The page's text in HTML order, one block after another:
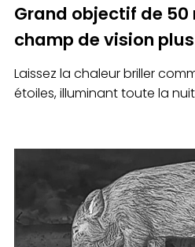
Grand objectif de 50
champ de vision
Laissez la chaleur briller
étoiles, illuminant toute la